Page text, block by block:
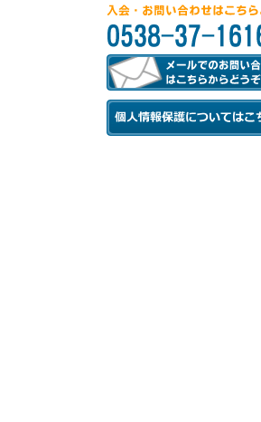
2025-08-06
静岡新聞掲載報告